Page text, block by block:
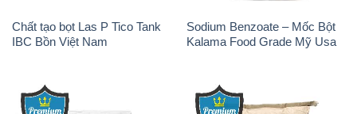
Chất tạo bọt Las P Tico Tank
IBC Bồn Việt Nam
Sodium Benzoate – Mốc Bột
Kalama Food Grade Mỹ Usa